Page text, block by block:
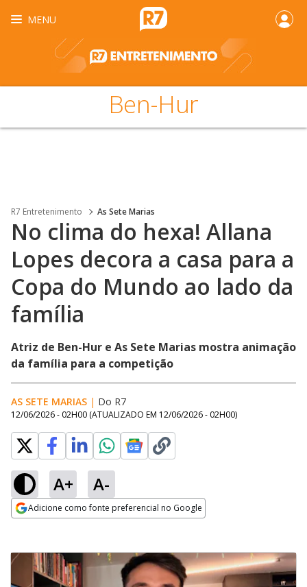
MENU
Ben-Hur
R7 Entretenimento As Sete Marias
No clima do hexa! Allana
Lopes decora a casa para a
Copa do Mundo ao lado da
família
Atriz de Ben-Hur e As Sete Marias mostra animação
da família para a competição
AS SETE MARIAS | Do R7
12/06/2026 - 02H00 (ATUALIZADO EM 12/06/2026 - 02H00)
A+ A-
Adicione como fonte preferencial no Google